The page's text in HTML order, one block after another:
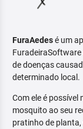
FuraAedesé um
de doenças
determinado local.
Com ele é
mosquito ao seu
pratinho de planta,